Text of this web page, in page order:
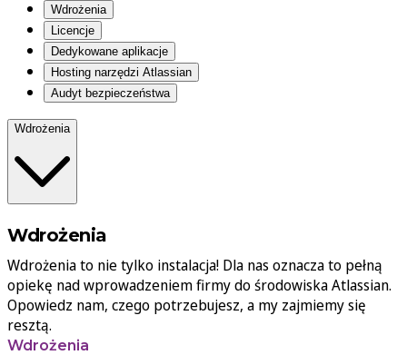
Wdrożenia
Licencje
Dedykowane aplikacje
Hosting narzędzi Atlassian
Audyt bezpieczeństwa
Wdrożenia
Wdrożenia
Wdrożenia to nie tylko instalacja! Dla nas oznacza to pełną
opiekę nad wprowadzeniem firmy do środowiska Atlassian.
Opowiedz nam, czego potrzebujesz, a my zajmiemy się
resztą.
Wdrożenia